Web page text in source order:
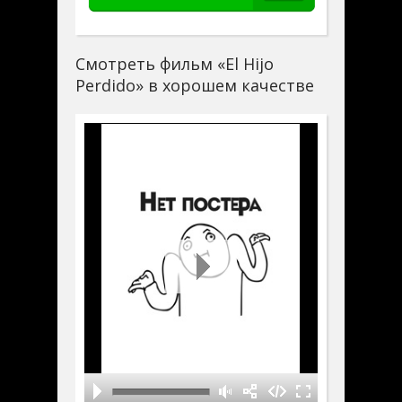
Смотреть фильм «El Hijo
Perdido» в хорошем качестве